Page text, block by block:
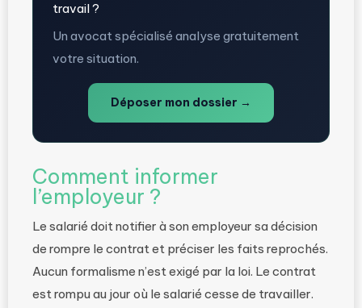
travail ?
Un avocat spécialisé analyse gratuitement
votre situation.
Déposer mon dossier →
Comment informer
l’employeur ?
Le salarié doit notifier à son employeur sa décision
de rompre le contrat et préciser les faits reprochés.
Aucun formalisme n’est exigé par la loi. Le contrat
est rompu au jour où le salarié cesse de travailler.